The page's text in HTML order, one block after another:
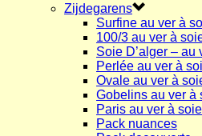
Zijdegarens
Surfine au ver à
100/3 au ver à
Soie D’alger – au
Perlée au ver à
Ovale au ver à
Gobelins au ver à
Paris au ver à soie
Pack nuances